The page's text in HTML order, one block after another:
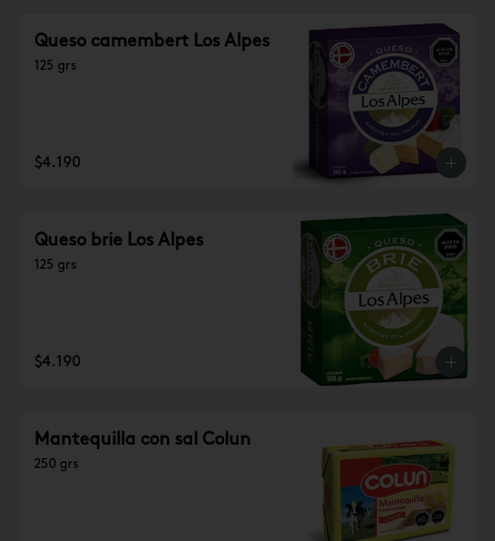
Queso camembert Los Alpes
125 grs
$4.190
Queso brie Los Alpes
125 grs
$4.190
Mantequilla con sal Colun
250 grs